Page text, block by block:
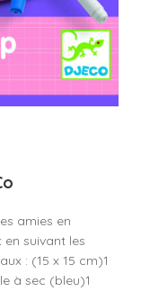
amies en
suivant les
: (15 x 15 cm)1
à sec (bleu)1